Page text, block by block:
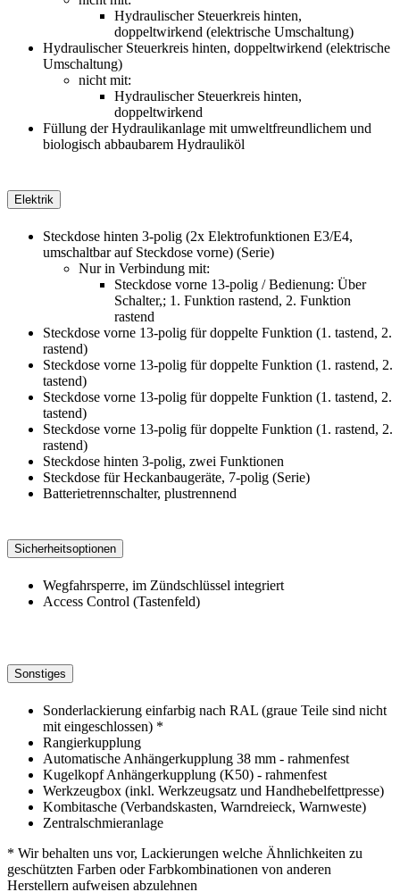
Hydraulischer Steuerkreis hinten,
doppeltwirkend (elektrische Umschaltung)
Hydraulischer Steuerkreis hinten, doppeltwirkend (elektrische
Umschaltung)
nicht mit:
Hydraulischer Steuerkreis hinten,
doppeltwirkend
Füllung der Hydraulikanlage mit umweltfreundlichem und
biologisch abbaubarem Hydrauliköl
Elektrik
Steckdose hinten 3-polig (2x Elektrofunktionen E3/E4,
umschaltbar auf Steckdose vorne) (Serie)
Nur in Verbindung mit:
Steckdose vorne 13-polig / Bedienung: Über
Schalter,; 1. Funktion rastend, 2. Funktion
rastend
Steckdose vorne 13-polig für doppelte Funktion (1. tastend, 2.
rastend)
Steckdose vorne 13-polig für doppelte Funktion (1. rastend, 2.
tastend)
Steckdose vorne 13-polig für doppelte Funktion (1. tastend, 2.
tastend)
Steckdose vorne 13-polig für doppelte Funktion (1. rastend, 2.
rastend)
Steckdose hinten 3-polig, zwei Funktionen
Steckdose für Heckanbaugeräte, 7-polig (Serie)
Batterietrennschalter, plustrennend
Sicherheitsoptionen
Wegfahrsperre, im Zündschlüssel integriert
Access Control (Tastenfeld)
Sonstiges
Sonderlackierung einfarbig nach RAL (graue Teile sind nicht
mit eingeschlossen) *
Rangierkupplung
Automatische Anhängerkupplung 38 mm - rahmenfest
Kugelkopf Anhängerkupplung (K50) - rahmenfest
Werkzeugbox (inkl. Werkzeugsatz und Handhebelfettpresse)
Kombitasche (Verbandskasten, Warndreieck, Warnweste)
Zentralschmieranlage
* Wir behalten uns vor, Lackierungen welche Ähnlichkeiten zu
geschützten Farben oder Farbkombinationen von anderen
Herstellern aufweisen abzulehnen